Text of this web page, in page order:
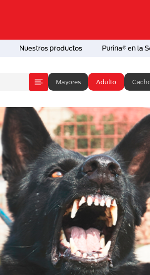
Nuestros productos Purina® en la
Mayores Adulto